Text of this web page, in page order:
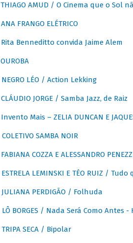
THIAGO AMUD / O Cinema que o Sol
ANA FRANGO ELÉTRICO
Rita Benneditto convida Jaime Alem
OUROBA
NEGRO LÉO / Action Lekking
CLÁUDIO JORGE / Samba Jazz, de Raiz
Invento Mais – ZELIA DUNCAN E
COLETIVO SAMBA NOIR
FABIANA COZZA E ALESSANDRO
ESTRELA LEMINSKI E TÉO RUIZ /
JULIANA PERDIGÃO / Folhuda
LÔ BORGES / Nada Será Como Antes
TRIPA SECA / Bipolar